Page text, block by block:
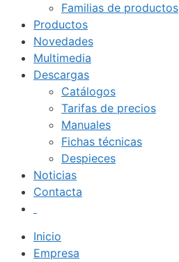
Familias de productos
Productos
Novedades
Multimedia
Descargas
Catálogos
Tarifas de precios
Manuales
Fichas técnicas
Despieces
Noticias
Contacta
Inicio
Empresa